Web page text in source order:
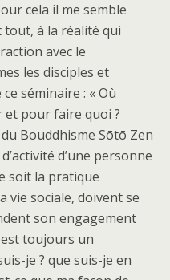
cela il me semble
tout, à la réalité qui
avec le
les disciples et
séminaire : « Où
et pour faire quoi ?
Bouddhisme Sōtō Zen
d’une personne
soit la pratique
vie sociale, doivent se
son engagement
toujours un
je ? que suis-je en